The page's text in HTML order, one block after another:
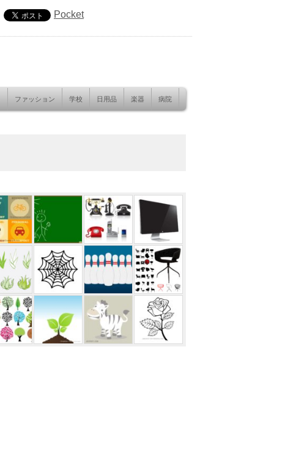
Pocket
ファッション 学校 日用品 楽器 病院